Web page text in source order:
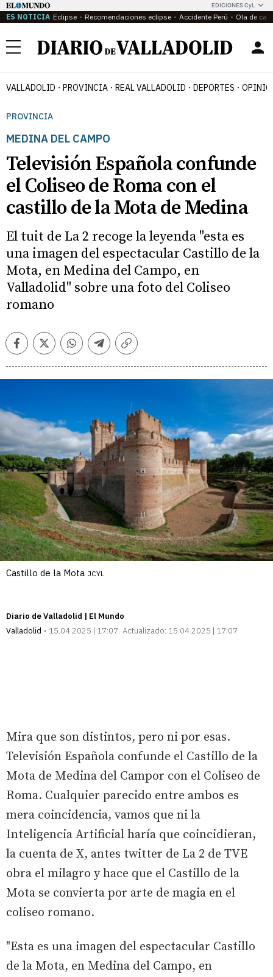
EDICIONES CyL
ES NOTICIA Eclipse Recomendaciones eclipse Accidente Perú Ola de
Menú
VALLADOLID PROVINCIA REAL VALLADOLID DEPORTES
PROVINCIA
MEDINA DEL CAMPO
Televisión Española confunde
el Coliseo de Roma con el
castillo de la Mota de Medina
El tuit de La 2 recoge la leyenda "esta es
una imagen del espectacular Castillo de la
Mota, en Medina del Campo, en
Valladolid" sobre una foto del Coliseo
romano
FacebookTwitterWhatsappTelegramCopiar
Castillo de la Mota JCYL
Diario de Valladolid | El Mundo
Valladolid
15.04.2025 | 17:07 Actualizado: 15.04.2025 | 17:07
Mira que son distintos, pero ni por esas.
Televisión Española confunde el Castillo de la
Mota de Medina del Campor con el Coliseo de
Roma. Cualquier parecido entre ambos es
mera coincidencia, vamos que ni la
Inteligencia Artificial haría que coincidieran,
la cuenta de X, antes twitter de La 2 de TVE
obra el milagro y hace que el Castillo de la
Mota se convierta por arte de magia en el
coliseo romano.
"Esta es una imagen del espectacular Castillo
de la Mota, en Medina del Campo, en